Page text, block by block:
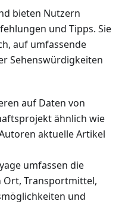
bieten Nutzern
und Tipps. Sie
auf umfassende
Sehenswürdigkeiten
auf Daten von
ähnlich wie
aktuelle Artikel
umfassen die
Ort, Transportmittel,
und